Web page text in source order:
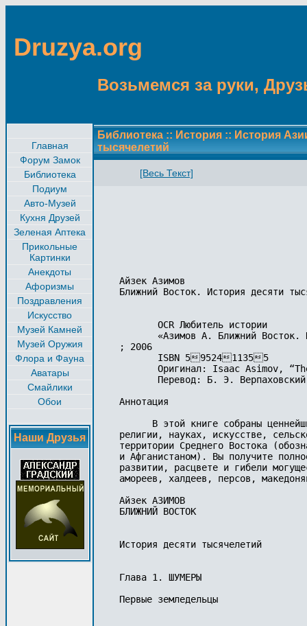
Druzya.org
Возьмемся за руки,
Главная
Форум Замок
Библиотека
Подиум
Авто-Музей
Кухня Друзей
Зеленая Аптека
Прикольные
Картинки
Анекдоты
Афоризмы
Поздравления
Искусство
Музей Камней
Музей Оружия
Флора и Фауна
Аватары
Смайлики
Обои
Наши Друзья
Библиотека :: История :: История
тысячелетий
[Весь Текст]
Айзек Азимов
Ближний Восток. История десяти
       OCR Любитель истории
«Азимов А. Ближний Восток.
; 2006
       ISBN 5952411355
Оригинал: Isaac Asimov,
       Перевод: Б. Э. Верпаховский
Аннотация
В этой книге собраны
религии, науках, искусстве,
территории Среднего Востока
и Афганистаном). Вы получите
развитии, расцвете и гибели
амореев, халдеев, персов,
Айзек АЗИМОВ
БЛИЖНИЙ ВОСТОК
История десяти тысячелетий
Глава 1. ШУМЕРЫ
Первые земледельцы